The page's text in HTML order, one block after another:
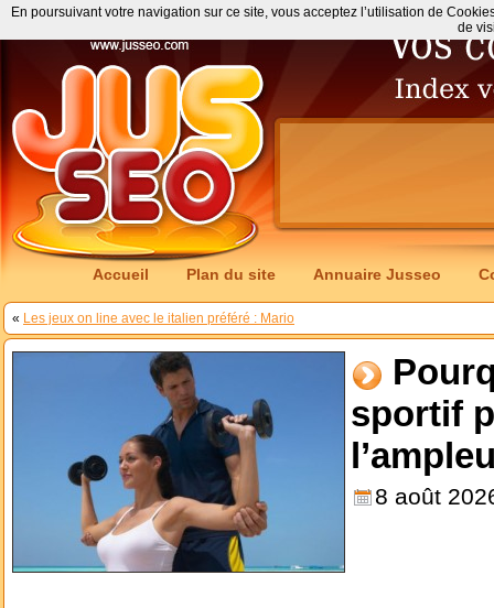
Accueil Plan du site Annuaire Jusseo
« Les jeux on line avec le italien préféré : Mario
sportif
8 août
En poursuivant votre navigation sur ce site, vous acceptez l’utilisation de
de